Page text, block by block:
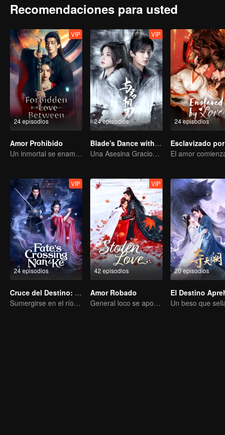
Recomendaciones para usted
24 episodios
VIP
Amor Prohibido
Un inmortal se enamora de una bruja
24 episodios
VIP
Blade's Dance with You
Una Asesina Graciosa Persigue el Corazón del Príncipe
24 episodios
24 episodios
VIP
Cruce del Destino: Nan & Ke
Sumergirse en el río del olvido para regalarte un sueño
42 episodios
VIP
Amor Robado
General loco se apodera de su esposa por amor
20 episodios